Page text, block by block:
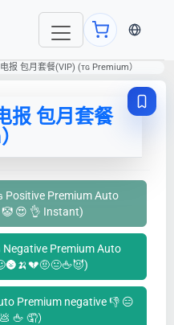
当前语
报 包月套餐(VIP) (ᴛɢ Premium）
报 包月套餐
Positive Premium Auto
😍 👌 Instant)
Premium Auto
Premium negative 👎 😑
🖕 🤦）